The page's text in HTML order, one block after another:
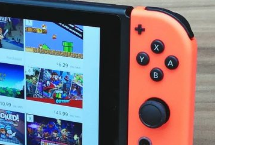
ザちゃんは今回も美しい…。前作で助けたシィルもいるぞ！
P「資料だから見といてくれ」
婚姻届の証人に。
しか得られない栄養素はある
が連載決定ｗｗｗｗｗｗｗｗｗｗｗｗｗｗｗｗｗｗｗｗｗ
年間の出場停止処分に。
め｜通常時はポイント集めで修行、あっぱれチャンスの河童が強い、
ない
脳腫瘍摘出手術で腫瘍の無い部位を摘出してしまう
【Pickup07091615】
きにレベル高過ぎる件w w w w w w w w w